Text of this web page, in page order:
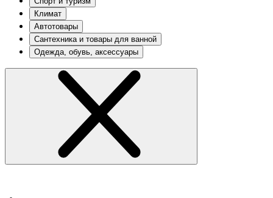
Климат
Автотовары
Сантехника и товары для ванной
Одежда, обувь, аксессуары